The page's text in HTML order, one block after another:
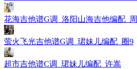
花海吉他谱G调_洛阳山海吉他编配_
萤火飞光吉他谱G调_珺妹儿编配_圈9
超市吉他谱C调_珺妹儿编配_许嵩